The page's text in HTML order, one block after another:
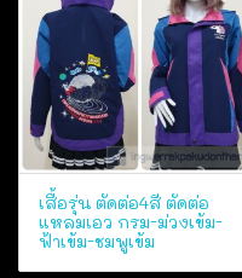
เสื้อรุ่น ตัดต่อ4สี ตัดต่อ
แหลมเอว กรม-ม่วงเข้ม-
ฟ้าเข้ม-ชมพูเข้ม